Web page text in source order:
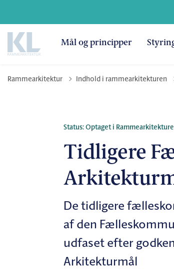
Mål og principper
Rammearkitektur Indhold i rammearkitekturen
Status: Optaget i
Tidligere
De tidligere
af den
udfaset efter
Arkitekturmål